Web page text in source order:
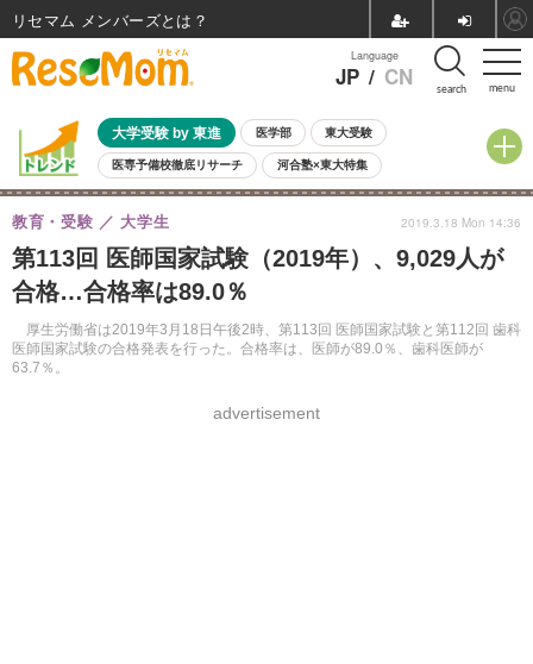
menu
Language
JP / CN search
大学受験 by 東進 医学部 東大受験
医専予備校徹底リサーチ 河合塾×東大特集
親子で考える大学選び 高校受験 中学受験 小学校受験
共通テスト 夏休み
8月開催イベント・WS 全国公立高校 過去問 人気記事
自由研究教材（小学生向け） 自由研究教材（中学生向け）
第113回 医師国家試験（2019年）、9,029人が
合格…合格率は89.0％
厚生労働省は2019年3月18日午後2時、第113回 医師国家試験と第112回 歯科
医師国家試験の合格発表を行った。合格率は、医師が89.0％、歯科医師が
63.7％。
教育・受験 大学生
advertisement
2019.3.18 Mon 14:36
リセマム メンバーズ